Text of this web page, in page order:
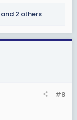
and 2 others
#8